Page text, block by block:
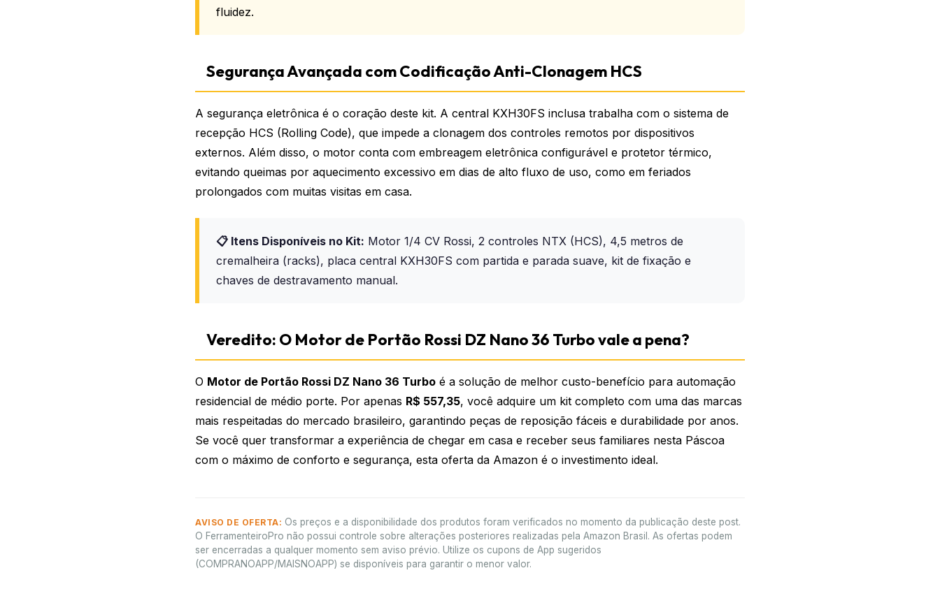
fluidez.
Segurança Avançada com Codificação Anti-Clonagem HCS
A segurança eletrônica é o coração deste kit. A central KXH30FS inclusa trabalha com o sistema de
recepção HCS (Rolling Code), que impede a clonagem dos controles remotos por dispositivos
externos. Além disso, o motor conta com embreagem eletrônica configurável e protetor térmico,
evitando queimas por aquecimento excessivo em dias de alto fluxo de uso, como em feriados
prolongados com muitas visitas em casa.
📋 Itens Disponíveis no Kit: Motor 1/4 CV Rossi, 2 controles NTX (HCS), 4,5 metros de
cremalheira (racks), placa central KXH30FS com partida e parada suave, kit de fixação e
chaves de destravamento manual.
Veredito: O Motor de Portão Rossi DZ Nano 36 Turbo vale a pena?
O Motor de Portão Rossi DZ Nano 36 Turbo é a solução de melhor custo-benefício para automação
residencial de médio porte. Por apenas R$ 557,35, você adquire um kit completo com uma das marcas
mais respeitadas do mercado brasileiro, garantindo peças de reposição fáceis e durabilidade por anos.
Se você quer transformar a experiência de chegar em casa e receber seus familiares nesta Páscoa
com o máximo de conforto e segurança, esta oferta da Amazon é o investimento ideal.
AVISO DE OFERTA: Os preços e a disponibilidade dos produtos foram verificados no momento da publicação deste post.
O FerramenteiroPro não possui controle sobre alterações posteriores realizadas pela Amazon Brasil. As ofertas podem
ser encerradas a qualquer momento sem aviso prévio. Utilize os cupons de App sugeridos
(COMPRANOAPP/MAISNOAPP) se disponíveis para garantir o menor valor.